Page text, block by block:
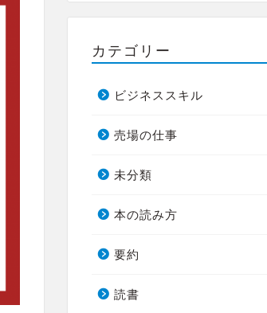
カテゴリー
ビジネススキル
売場の仕事
未分類
本の読み方
要約
読書